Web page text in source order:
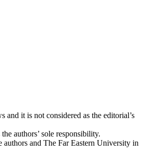
it is not considered as the editorial’s
authors’ sole responsibility.
and The Far Eastern University in